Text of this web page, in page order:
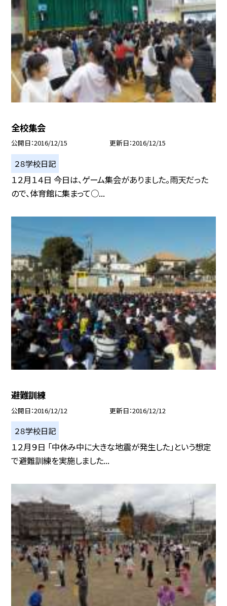
全校集会
公開日 2016/12/15 更新日 2016/12/15
２８学校日記
１２月１４日 今日は、ゲーム集会がありました。雨天だった
ので、体育館に集まって○...
避難訓練
公開日 2016/12/12 更新日 2016/12/12
２８学校日記
１２月９日 「中休み中に大きな地震が発生した」という想定
で避難訓練を実施しました...